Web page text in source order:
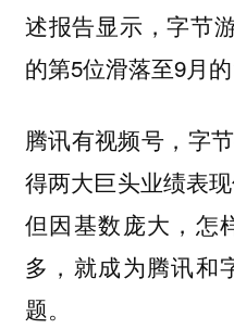
述报告显示，字节
的第5位滑落至9月的
腾讯有视频号，字
得两大巨头业绩表
但因基数庞大，怎
多，就成为腾讯和
题。